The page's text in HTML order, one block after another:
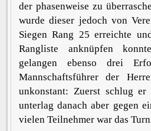
der phasenweise zu
wurde dieser jedoch von
Siegen Rang 25 erreichte
Rangliste anknüpfen
gelangen ebenso drei
Mannschaftsführer der
unkonstant: Zuerst schlug
unterlag danach aber gegen
vielen Teilnehmer war das